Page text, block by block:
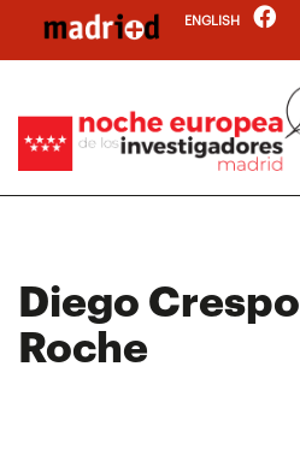
contenido
ENGLISH
Diego Crespo
Roche